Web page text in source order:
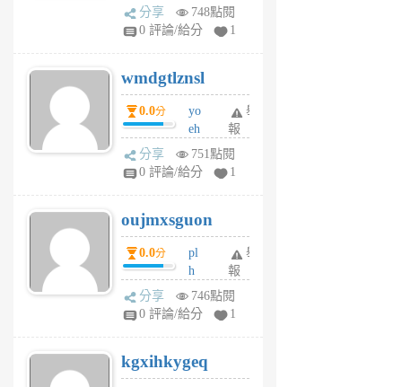
Pe
Jc
R
P
m
v
A
V
個
月
前
分享
748點閱
0 評論/給分
1
wmdgtlznsl
0.0分
yo
eh
ld
gy
個
月
前
舉
報
分享
751點閱
0 評論/給分
1
oujmxsguon
0.0分
pl
h
wi
w
6
個
舉
報
分享
746點閱
0 評論/給分
1
kgxihkygeq